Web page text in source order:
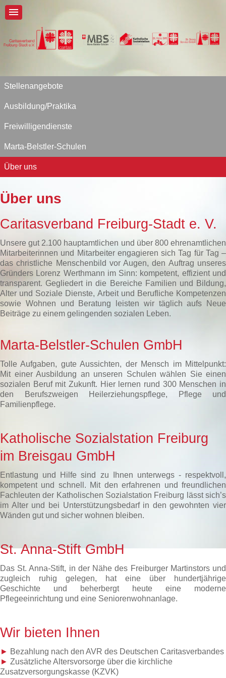
Stellenangebote
Ausbildung/Praktika
Freiwilligendienste
Marta-Belstler-Schulen
Über uns
Über uns
Caritasverband Freiburg-Stadt e. V.
Unsere gut 2.100 hauptamtlichen und über 800 ehrenamtlichen
Mitarbeiterinnen und Mitarbeiter engagieren sich Tag für Tag –
das christliche Menschenbild vor Augen, den Auftrag unseres
Gründers Lorenz Werthmann im Sinn: kompetent, effizient und
transparent. Gegliedert in die Bereiche Familien und Bildung,
Alter und Soziale Dienste, Arbeit und Berufliche Kompetenzen
sowie Wohnen und Beratung leisten wir täglich aufs Neue
Beiträge zu einem gelingenden sozialen Leben.
Marta-Belstler-Schulen GmbH
Tolle Aufgaben, gute Aussichten, der Mensch im Mittelpunkt:
Mit einer Ausbildung an unseren Schulen wählen Sie einen
sozialen Beruf mit Zukunft. Hier lernen rund 300 Menschen in
den Berufszweigen Heilerziehungspflege, Pflege und
Familienpflege.
Katholische Sozialstation Freiburg
im Breisgau GmbH
Entlastung und Hilfe sind zu Ihnen unterwegs - respektvoll,
kompetent und schnell. Mit den erfahrenen und freundlichen
Fachleuten der Katholischen Sozialstation Freiburg lässt sich’s
im Alter und bei Unterstützungsbedarf in den gewohnten vier
Wänden gut und sicher wohnen bleiben.
St. Anna-Stift GmbH
Das St. Anna-Stift, in der Nähe des Freiburger Martinstors und
zugleich ruhig gelegen, hat eine über hundertjährige
Geschichte und beherbergt heute eine moderne
Pflegeeinrichtung und eine Seniorenwohnanlage.
Wir bieten Ihnen
► Bezahlung nach den AVR des Deutschen Caritasverbandes
► Zusätzliche Altersvorsorge über die kirchliche
Zusatzversorgungskasse (KZVK)